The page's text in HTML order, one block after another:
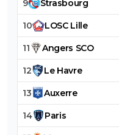
9 Strasbourg
10 LOSC Lille
11 Angers SCO
12 Le Havre
13 Auxerre
14 Paris